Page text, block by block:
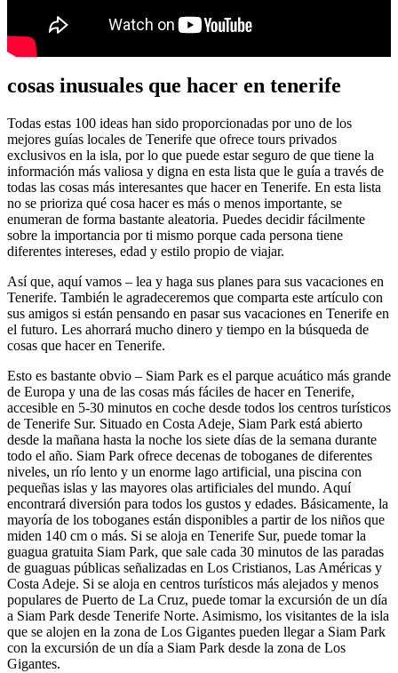
cosas inusuales que hacer en tenerife
Todas estas 100 ideas han sido proporcionadas por uno de los
mejores guías locales de Tenerife que ofrece tours privados
exclusivos en la isla, por lo que puede estar seguro de que tiene la
información más valiosa y digna en esta lista que le guía a través de
todas las cosas más interesantes que hacer en Tenerife. En esta lista
no se prioriza qué cosa hacer es más o menos importante, se
enumeran de forma bastante aleatoria. Puedes decidir fácilmente
sobre la importancia por ti mismo porque cada persona tiene
diferentes intereses, edad y estilo propio de viajar.
Así que, aquí vamos – lea y haga sus planes para sus vacaciones en
Tenerife. También le agradeceremos que comparta este artículo con
sus amigos si están pensando en pasar sus vacaciones en Tenerife en
el futuro. Les ahorrará mucho dinero y tiempo en la búsqueda de
cosas que hacer en Tenerife.
Esto es bastante obvio – Siam Park es el parque acuático más grande
de Europa y una de las cosas más fáciles de hacer en Tenerife,
accesible en 5-30 minutos en coche desde todos los centros turísticos
de Tenerife Sur. Situado en Costa Adeje, Siam Park está abierto
desde la mañana hasta la noche los siete días de la semana durante
todo el año. Siam Park ofrece decenas de toboganes de diferentes
niveles, un río lento y un enorme lago artificial, una piscina con
pequeñas islas y las mayores olas artificiales del mundo. Aquí
encontrará diversión para todos los gustos y edades. Básicamente, la
mayoría de los toboganes están disponibles a partir de los niños que
miden 140 cm o más. Si se aloja en Tenerife Sur, puede tomar la
guagua gratuita Siam Park, que sale cada 30 minutos de las paradas
de guaguas públicas señalizadas en Los Cristianos, Las Américas y
Costa Adeje. Si se aloja en centros turísticos más alejados y menos
populares de Puerto de La Cruz, puede tomar la excursión de un día
a Siam Park desde Tenerife Norte. Asimismo, los visitantes de la isla
que se alojen en la zona de Los Gigantes pueden llegar a Siam Park
con la excursión de un día a Siam Park desde la zona de Los
Gigantes.